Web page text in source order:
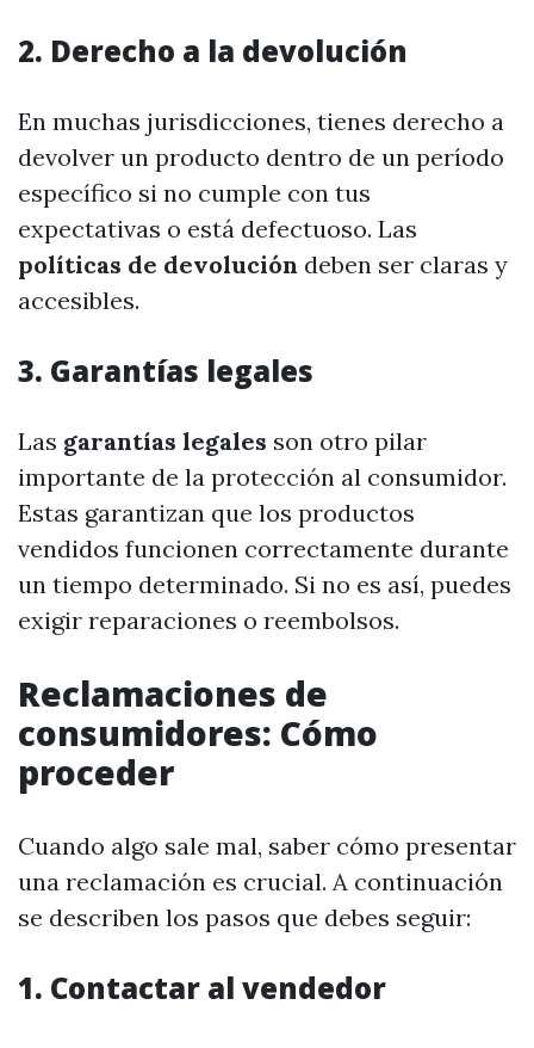
2. Derecho a la devolución
En muchas jurisdicciones, tienes derecho a
devolver un producto dentro de un período
específico si no cumple con tus
expectativas o está defectuoso. Las
políticas de devolución deben ser claras y
accesibles.
3. Garantías legales
Las garantías legales son otro pilar
importante de la protección al consumidor.
Estas garantizan que los productos
vendidos funcionen correctamente durante
un tiempo determinado. Si no es así, puedes
exigir reparaciones o reembolsos.
Reclamaciones de
consumidores: Cómo
proceder
Cuando algo sale mal, saber cómo presentar
una reclamación es crucial. A continuación
se describen los pasos que debes seguir:
1. Contactar al vendedor